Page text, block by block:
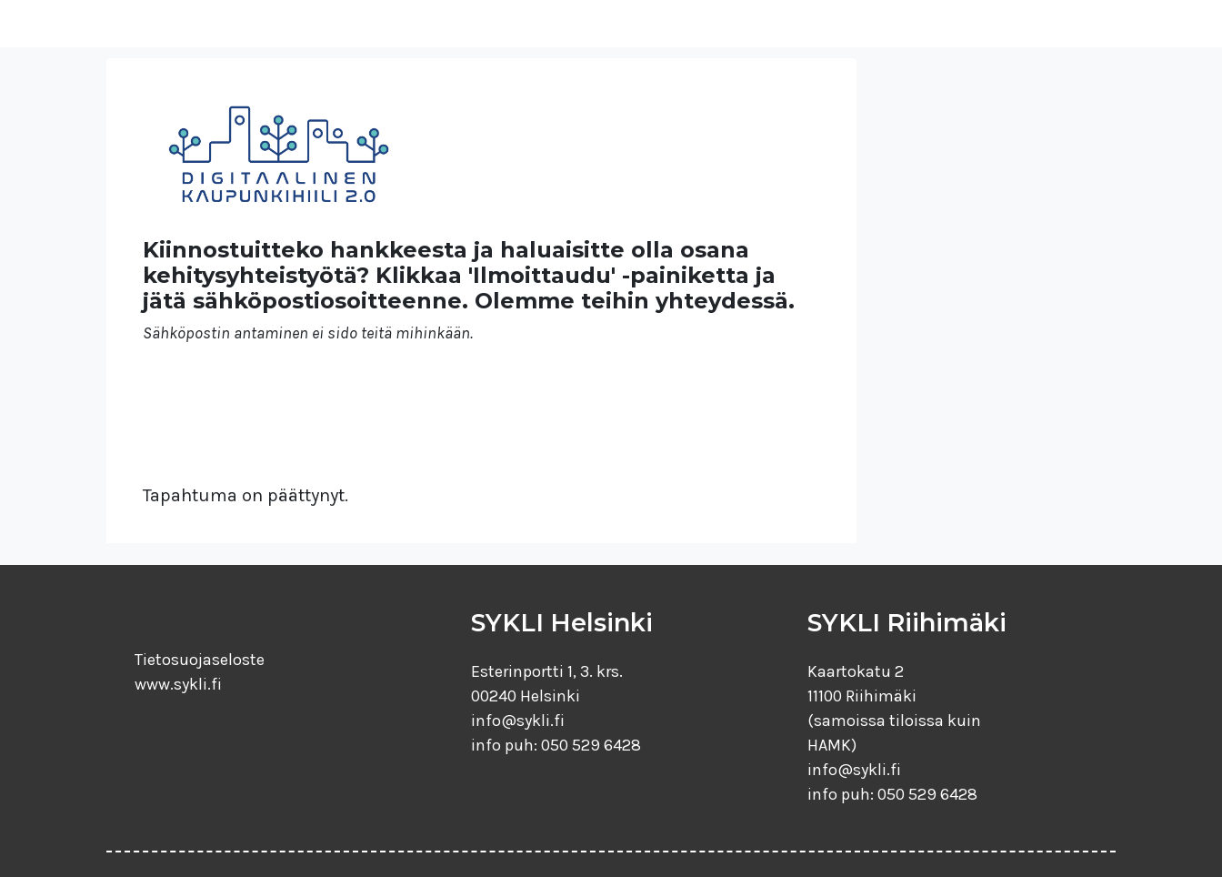
Kiinnostuitteko hankkeesta ja haluaisitte olla osana
kehitysyhteistyötä? Klikkaa 'Ilmoittaudu' -painiketta ja
jätä sähköpostiosoitteenne. Olemme teihin yhteydessä.
Sähköpostin antaminen ei sido teitä mihinkään.
Tapahtuma on päättynyt.
Tietosuojaseloste
www.sykli.fi
SYKLI Helsinki
Esterinportti 1, 3. krs.
00240 Helsinki
info@sykli.fi
info puh: 050 529 6428
SYKLI Riihimäki
Kaartokatu 2
11100 Riihimäki
(samoissa tiloissa kuin
HAMK)
info@sykli.fi
info puh: 050 529 6428